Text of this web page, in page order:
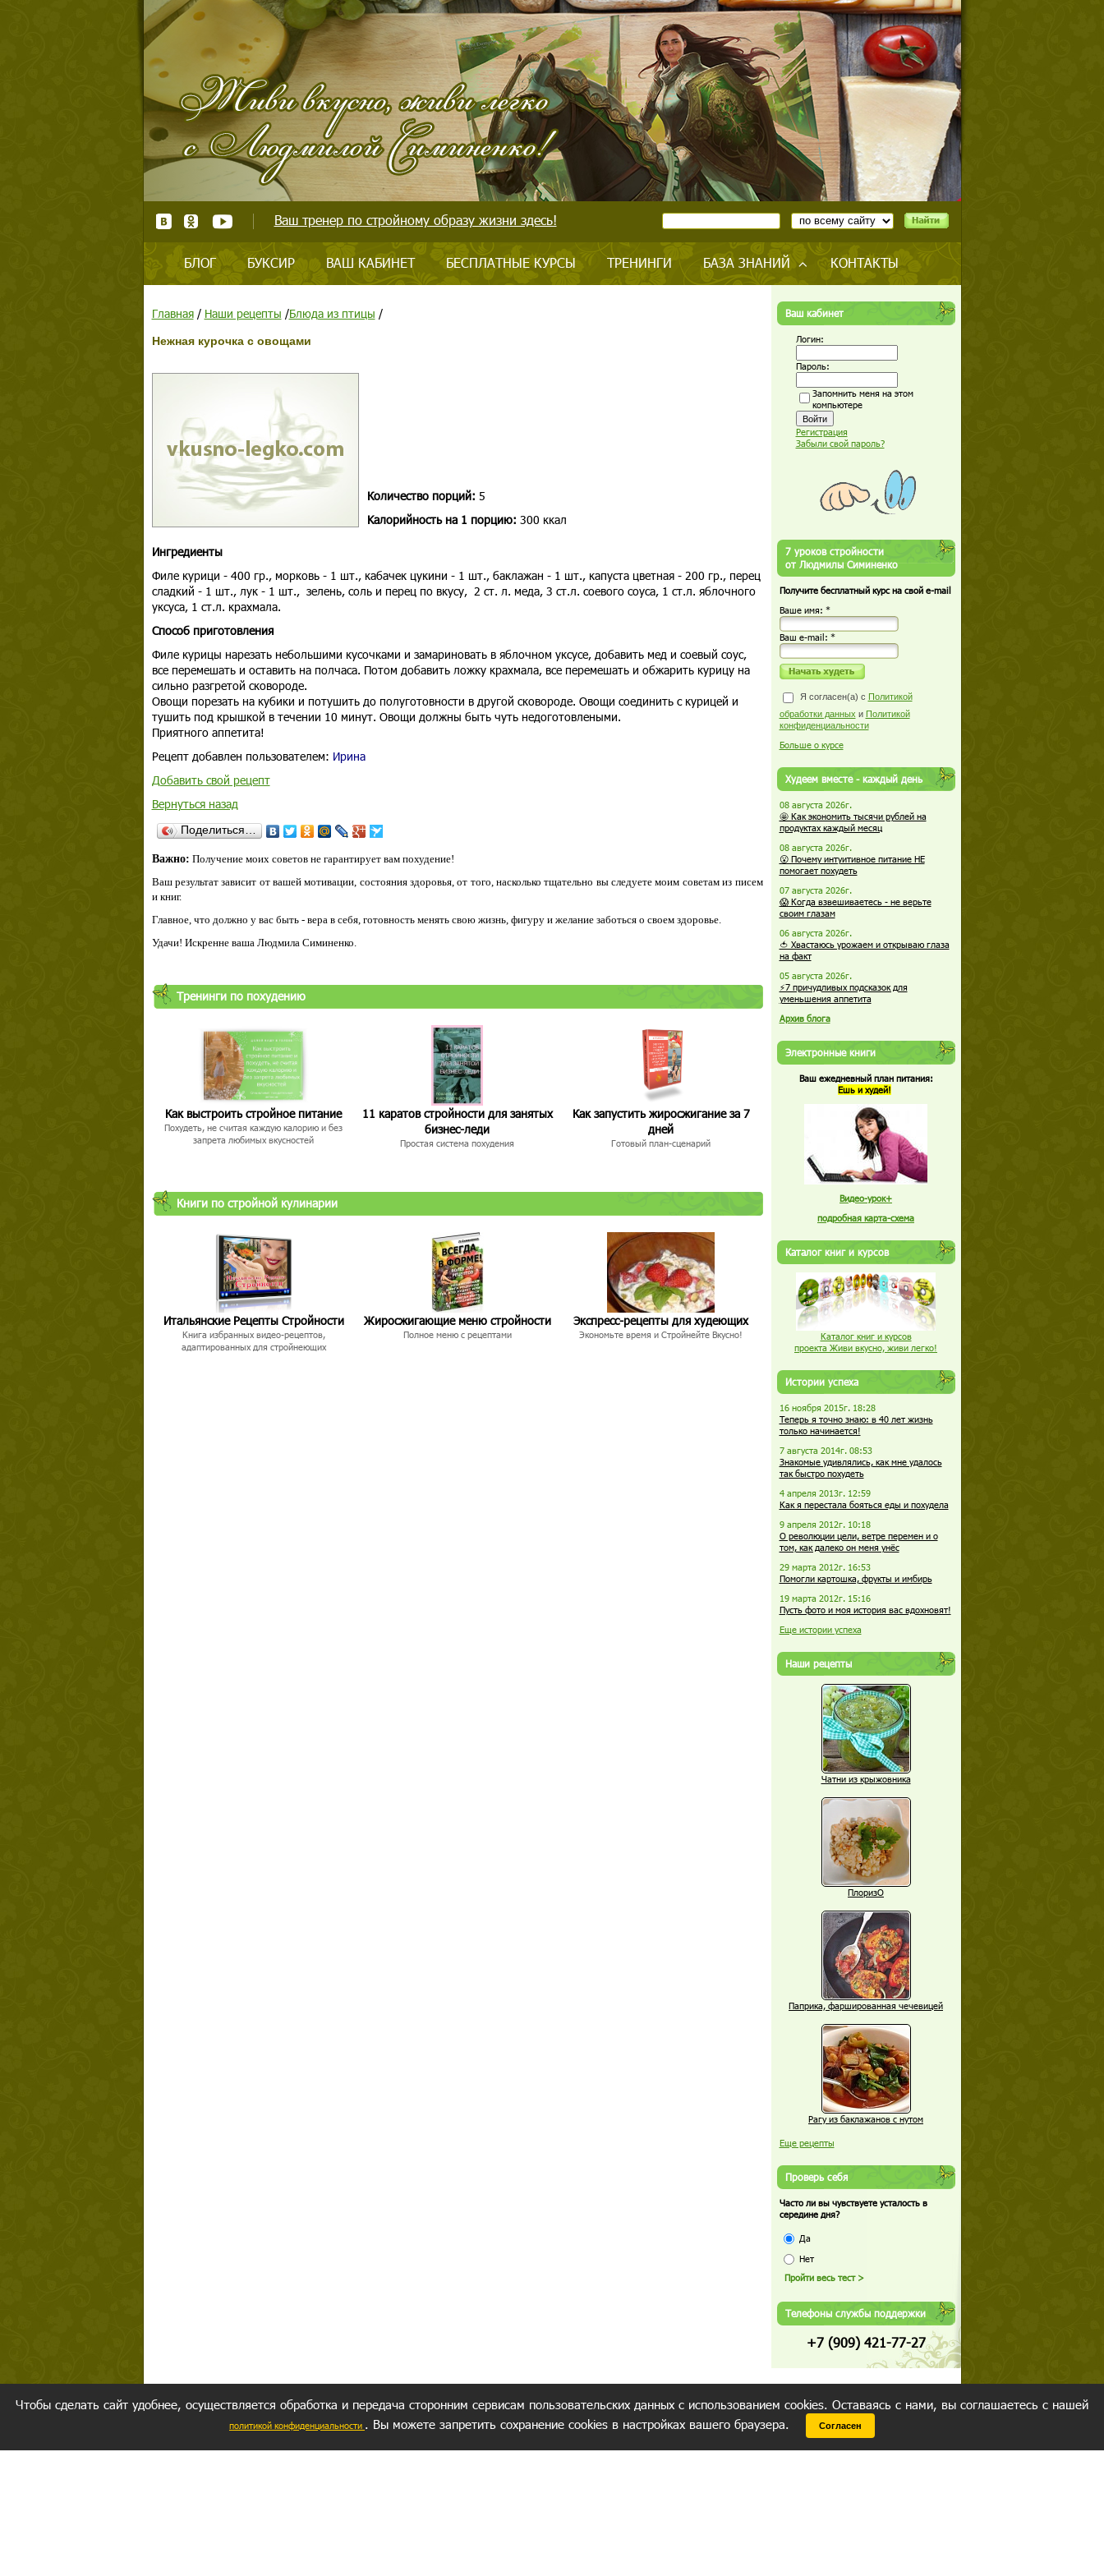
Ваш тренер по стройному образу жизни здесь!
БЛОГ БУКСИР ВАШ КАБИНЕТ БЕСПЛАТНЫЕ КУРСЫ ТРЕНИНГИ БАЗА ЗНАНИЙ КОНТАКТЫ
Главная/ Наши рецепты /Блюда из птицы /
Нежная курочка с овощами
Количество порций: 5
Kалорийность на 1 порцию: 300 ккал
Ингредиенты
Филе курици - 400 гр., морковь - 1 шт., кабачек цукини - 1 шт., баклажан - 1 шт., капуста цветная - 200 гр., перец
сладкий - 1 шт., лук - 1 шт., зелень, соль и перец по вкусу, 2 ст. л. меда, 3 ст.л. соевого соуса, 1 ст.л. яблочного
уксуса, 1 ст.л. крахмала.
Способ приготовления
Филе курицы нарезать небольшими кусочками и замариновать в яблочном уксусе, добавить мед и соевый соус,
все перемешать и оставить на полчаса. Потом добавить ложку крахмала, все перемешать и обжарить курицу на
сильно разгретой сковороде.
Овощи порезать на кубики и потушить до полуготовности в другой сковороде. Овощи соединить с курицей и
тушить под крышкой в течении 10 минут. Овощи должны быть чуть недоготовлеными.
Приятного аппетита!
Рецепт добавлен пользователем: Ирина
Добавить свой рецепт
Вернуться назад
Поделиться…
Важно: Получение моих советов не гарантирует вам похудение!
Ваш результат зависит от вашей мотивации, состояния здоровья, от того, насколько тщательно вы следуете моим советам из писем
и книг.
Главное, что должно у вас быть - вера в себя, готовность менять свою жизнь, фигуру и желание заботься о своем здоровье.
Удачи! Искренне ваша Людмила Симиненко.
Тренинги по похудению
Как выстроить стройное питание
Похудеть, не считая каждую калорию и без
запрета любимых вкусностей
11 каратов стройности для занятых
бизнес-леди
Простая система похудения
Как запустить жиросжигание за 7
дней
Готовый план-сценарий
Книги по стройной кулинарии
Итальянские Рецепты Стройности
Книга избранных видео-рецептов,
адаптированных для стройнеющих
Жиросжигающие меню стройности
Полное меню с рецептами
Экспресс-рецепты для худеющих
Экономьте время и Стройнейте Вкусно!
Ваш кабинет
Логин:
Пароль:
Запомнить меня на этом
компьютере
Регистрация
Забыли свой пароль?
7 уроков стройности
от Людмилы Симиненко
Получите бесплатный курс на свой e-mail
Ваше имя: *
Ваш е-mail: *
Я согласен(а) с Политикой
обработки данных и Политикой
конфиденциальности
Больше о курсе
Худеем вместе - каждый день
08 августа 2026г.
🤩 Как экономить тысячи рублей на
продуктах каждый месяц
08 августа 2026г.
😮 Почему интуитивное питание НЕ
помогает похудеть
07 августа 2026г.
😱 Когда взвешиваетесь - не верьте
своим глазам
06 августа 2026г.
🍅 Хвастаюсь урожаем и открываю глаза
на факт
05 августа 2026г.
⚡7 причудливых подсказок для
уменьшения аппетита
Архив блога
Электронные книги
Ваш ежедневный план питания:
Ешь и худей!
Видео-урок+
подробная карта-схема
Каталог книг и курсов
Каталог книг и курсов
проекта Живи вкусно, живи легко!
Истории успеха
16 ноября 2015г. 18:28
Теперь я точно знаю: в 40 лет жизнь
только начинается!
7 августа 2014г. 08:53
Знакомые удивлялись, как мне удалось
так быстро похудеть
4 апреля 2013г. 12:59
Как я перестала бояться еды и похудела
9 апреля 2012г. 10:18
О революции цели, ветре перемен и о
том, как далеко он меня унёс
29 марта 2012г. 16:53
Помогли картошка, фрукты и имбирь
19 марта 2012г. 15:16
Пусть фото и моя история вас вдохновят!
Еще истории успеха
Наши рецепты
Чатни из крыжовника
ПлоризО
Паприка, фаршированная чечевицей
Рагу из баклажанов с нутом
Еще рецепты
Проверь себя
Часто ли вы чувствуете усталость в
середине дня?
Да
Нет
Телефоны службы поддержки
+7 (909) 421-77-27
Чтобы сделать сайт удобнее, осуществляется обработка и передача сторонним сервисам пользовательских данных с использованием cookies. Оставаясь с нами, вы соглашаетесь с нашей
политикой конфиденциальности . Вы можете запретить сохранение cookies в настройках вашего браузера. Согласен